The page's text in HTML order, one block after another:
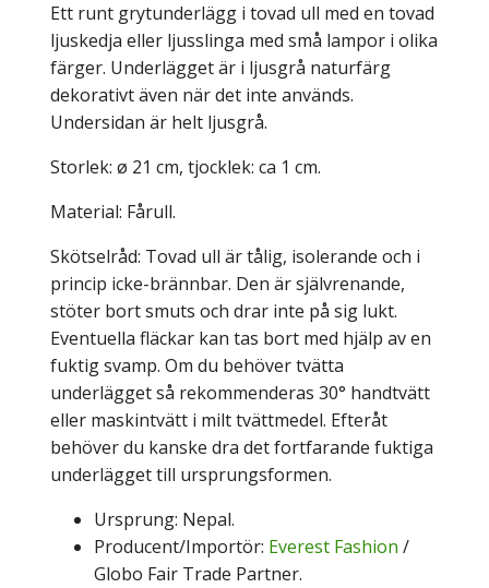
Ett runt grytunderlägg i tovad ull med en tovad
ljuskedja eller ljusslinga med små lampor i olika
färger. Underlägget är i ljusgrå naturfärg
dekorativt även när det inte används.
Undersidan är helt ljusgrå.
Storlek: ø 21 cm, tjocklek: ca 1 cm.
Material: Fårull.
Skötselråd: Tovad ull är tålig, isolerande och i
princip icke-brännbar. Den är självrenande,
stöter bort smuts och drar inte på sig lukt.
Eventuella fläckar kan tas bort med hjälp av en
fuktig svamp. Om du behöver tvätta
underlägget så rekommenderas 30° handtvätt
eller maskintvätt i milt tvättmedel. Efteråt
behöver du kanske dra det fortfarande fuktiga
underlägget till ursprungsformen.
Ursprung: Nepal.
Producent/Importör: Everest Fashion /
Globo Fair Trade Partner.